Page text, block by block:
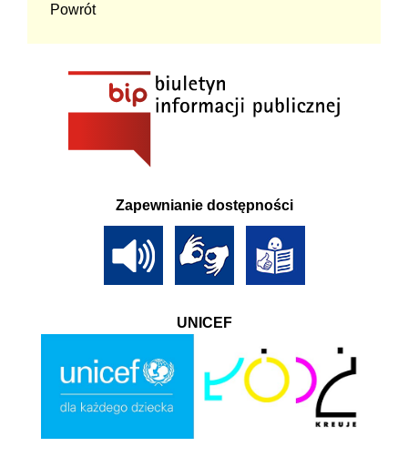
Powrót
Zapewnianie dostępności
UNICEF